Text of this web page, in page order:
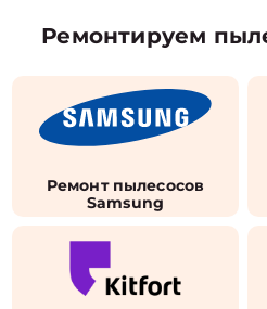
Ремонтируем
Ремонт пылесосов
Samsung